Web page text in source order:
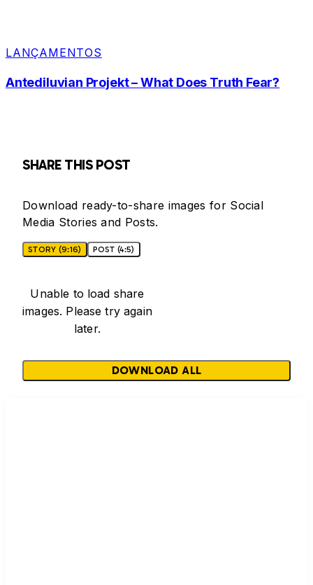
LANÇAMENTOS
Antediluvian Projekt – What Does Truth Fear?
SHARE THIS POST
Download ready-to-share images for Social
Media Stories and Posts.
STORY (9:16) POST (4:5)
Unable to load share
images. Please try again
later.
DOWNLOAD ALL